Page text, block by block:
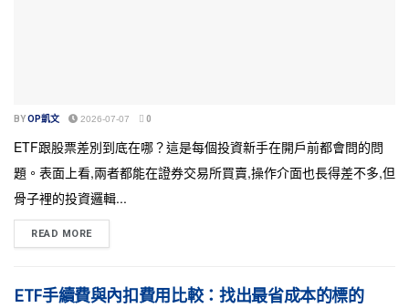
BYOP凱文 2026-07-07 0
ETF跟股票差別到底在哪？這是每個投資新手在開戶前都會問的問
題。表面上看,兩者都能在證券交易所買賣,操作介面也長得差不多,但
骨子裡的投資邏輯...
READ MORE
ETF手續費與內扣費用比較：找出最省成本的標的